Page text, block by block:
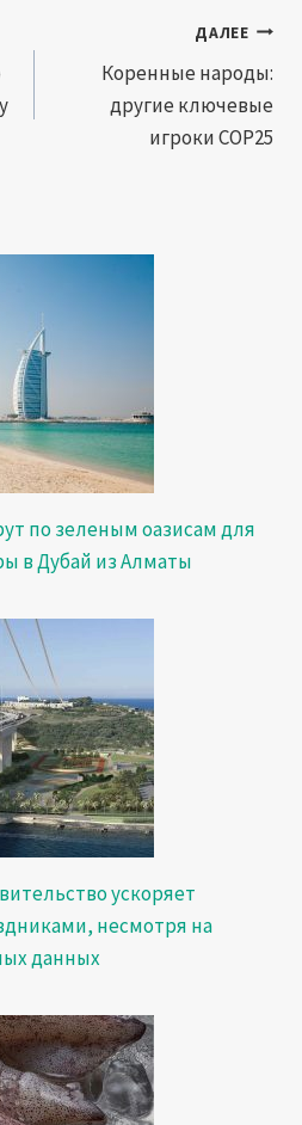
ДАЛЕЕ
Коренные народы:
другие ключевые
игроки COP25
по зеленым оазисам для
в Дубай из Алматы
ускоряет
несмотря на
данных